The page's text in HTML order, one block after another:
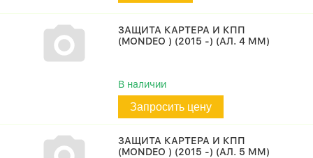
ЗАЩИТА КАРТЕРА И КПП
(MONDEO ) (2015 -) (АЛ. 4 ММ)
В наличии
Запросить цену
ЗАЩИТА КАРТЕРА И КПП
(MONDEO ) (2015 -) (АЛ. 5 ММ)